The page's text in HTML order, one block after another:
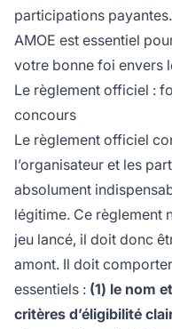
participations
AMOE est essentiel
votre bonne foi envers
Le règlement officiel :
concours
Le règlement officiel
l’organisateur et les
absolument
légitime. Ce règlement
jeu lancé, il doit donc
amont. Il doit
essentiels : (1) le nom
critères d’éligibilité